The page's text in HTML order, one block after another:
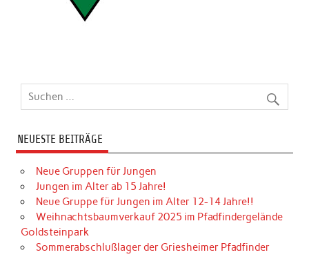
NEUESTE BEITRÄGE
Neue Gruppen für Jungen
Jungen im Alter ab 15 Jahre!
Neue Gruppe für Jungen im Alter 12-14 Jahre!!
Weihnachtsbaumverkauf 2025 im Pfadfindergelände
Goldsteinpark
Sommerabschlußlager der Griesheimer Pfadfinder